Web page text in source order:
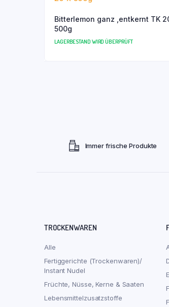
Bitterlemon ganz ,entkernt TK
500g
LAGERBESTAND WIRD ÜBERPRÜFT
Immer frische Produkte
TROCKENWAREN
Alle
Fertiggerichte (Trockenwaren)/
Instant Nudel
Früchte, Nüsse, Kerne & Saaten
Lebensmittelzusatzstoffe